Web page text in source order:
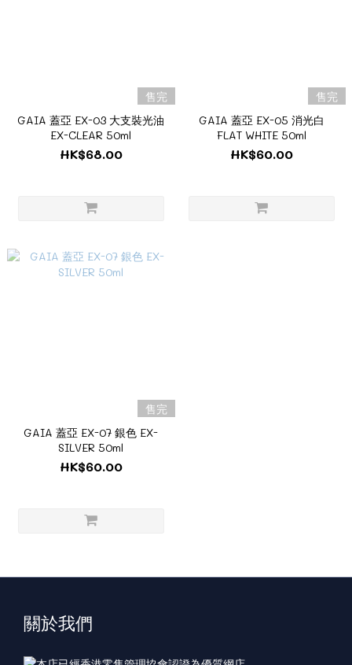
售完
GAIA 蓋亞 EX-03 大支裝光油
EX-CLEAR 50ml
HK$68.00
售完
GAIA 蓋亞 EX-05 消光白
FLAT WHITE 50ml‎
HK$60.00
售完
GAIA 蓋亞 EX-07 銀色 EX-
SILVER 50ml‎
HK$60.00
關於我們